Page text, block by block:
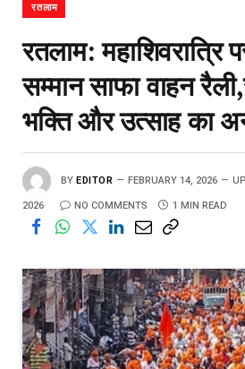
रतलाम
रतलाम: महाशिवरात्रि
सम्मान साफा वाहन
भक्ति और उत्साह का
BY EDITOR FEBRUARY 14, 2026
2026 NO COMMENTS 1 MIN READ